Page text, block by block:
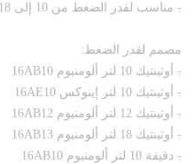
- مناسب لقدر الضغط من 10 إلى 18 لترًا، بقطر داخلي 268 مم.
مصمم لقدر الضغط:
- أوثينتيك 10 لتر ألومنيوم 16AB10
- أوثينتيك 10 لتر إينوكس 16AE10
- أوثينتيك 12 لتر ألومنيوم 16AB12
- أوثينتيك 18 لتر ألومنيوم 16AB13
- دقيقة 10 لتر ألومنيوم 16AB10